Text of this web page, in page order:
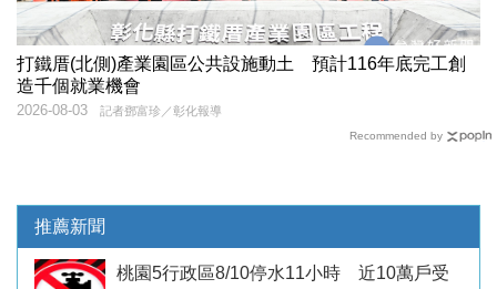
打鐵厝(北側)產業園區公共設施動土 預計116年底完工創
造千個就業機會
記者鄧富珍／彰化報導
2026-08-03
Recommended by
推薦新聞
桃園5行政區8/10停水11小時 近10萬戶受